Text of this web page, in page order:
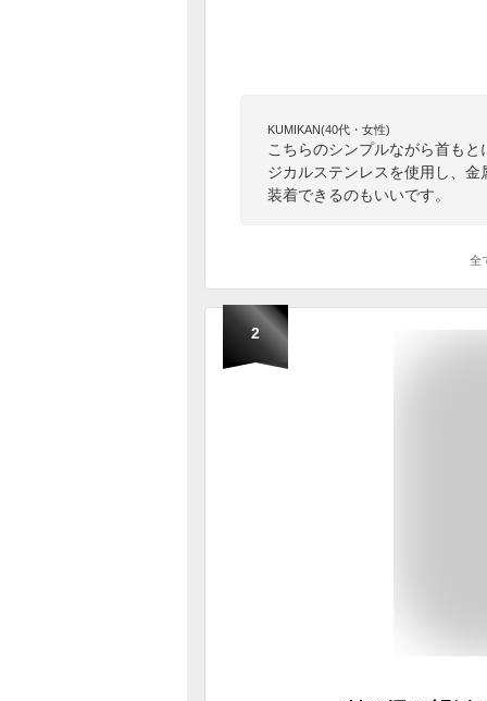
KUMIKAN(40代・女性)
こちらのシンプルながら首も
ジカルステンレスを使用し、
装着できるのもいいです。
全
2